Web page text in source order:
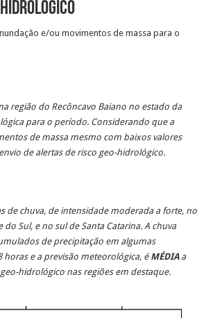
e/ou movimentos de massa para o
região do Recôncavo Baiano no estado da
para o período. Considerando que a
de massa mesmo com baixos valores
de alertas de risco geo-hidrológico.
de chuva, de intensidade moderada a forte, no
do Sul, e no sul de Santa Catarina. A chuva
de precipitação em algumas
e a previsão meteorológica, é MÉDIA a
geo-hidrológico nas regiões em destaque.